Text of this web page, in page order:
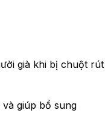
già khi bị chuột rút
giúp bổ sung